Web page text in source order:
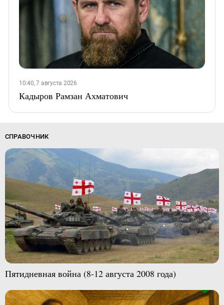
10:40, 7 августа 2026
Кадыров Рамзан Ахматович
СПРАВОЧНИК
Пятидневная война (8-12 августа 2008 года)